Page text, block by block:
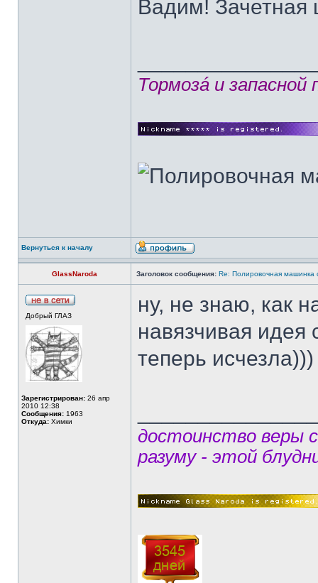
Вадим! Зачетная
Тормозá и
Вернуться к началу
GlassNaroda Заголовок сообщения: Re: Полировочная машинка
Добрый ГЛАЗ
Зарегистрирован: 26 апр
2010 12:38
Сообщения: 1963
Откуда: Химки
ну, не знаю, как
навязчивая идея
теперь исчезла)))
достоинство веры
разуму - этой